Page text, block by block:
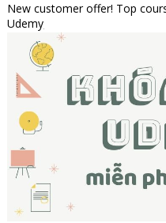
New customer offer! Top
Udemy